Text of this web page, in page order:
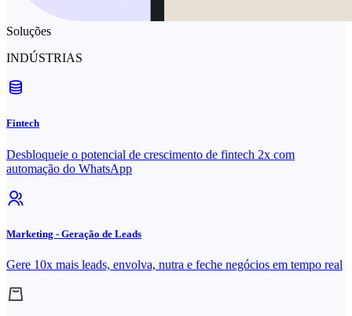
Soluções
INDÚSTRIAS
Fintech
Desbloqueie o potencial de crescimento de fintech 2x com
automação do WhatsApp
Marketing - Geração de Leads
Gere 10x mais leads, envolva, nutra e feche negócios em tempo real